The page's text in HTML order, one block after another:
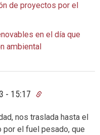
de proyectos por el
en el día que
ambiental
- 15:17
nos traslada hasta el
por el fuel pesado, que